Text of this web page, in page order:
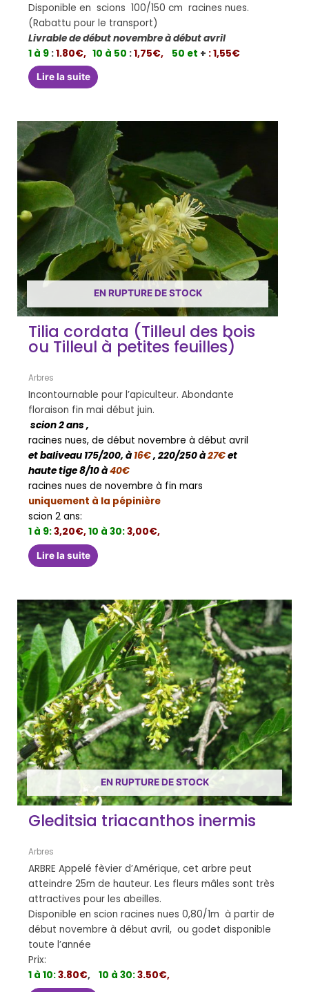
Disponible en scions 100/150 cm racines nues.
(Rabattu pour le transport)
Livrable de début novembre à début avril
1 à 9 :1.80€, 10 à 50 :1,75€, 50 et + : 1,55€
Lire la suite
EN RUPTURE DE STOCK
Tilia cordata (Tilleul des bois
ou Tilleul à petites feuilles)
Arbres
Incontournable pour l’apiculteur. Abondante
floraison fin mai début juin.
scion 2 ans ,
racines nues, de début novembre à début avril
et baliveau 175/200, à 16€, 220/250 à27€et
haute tige 8/10 à40€
racines nues de novembre à fin mars
uniquement à la pépinière
scion 2 ans:
1 à 9:3,20€,10 à 30:3,00€,
Lire la suite
EN RUPTURE DE STOCK
Gleditsia triacanthos inermis
Arbres
ARBRE Appelé fèvier d’Amérique, cet arbre peut
atteindre 25m de hauteur. Les fleurs mâles sont très
attractives pour les abeilles.
Disponible en scion racines nues 0,80/1m à partir de
début novembre à début avril, ou godet disponible
toute l’année
Prix:
1 à 10:3.80€, 10 à 30:3.50€,